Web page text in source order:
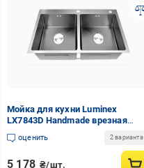
Мойка для кухни Luminex
LX7843D Handmade врезная
нержавеющая сталь 1,0/3,0
780x430 мм Сатин (LX7843D-
оценить 2 варианта
5 178 ₴/шт.